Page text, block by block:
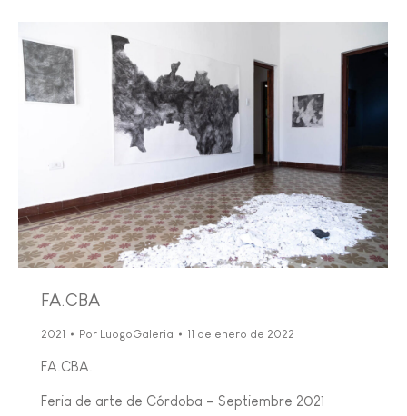
FA.CBA
2021 Por LuogoGaleria 11 de enero de 2022
FA.CBA.
Feria de arte de Córdoba – Septiembre 2021